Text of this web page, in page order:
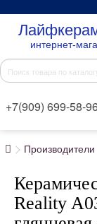
интернет-
+7(909) 699-58-
Производители
Reality